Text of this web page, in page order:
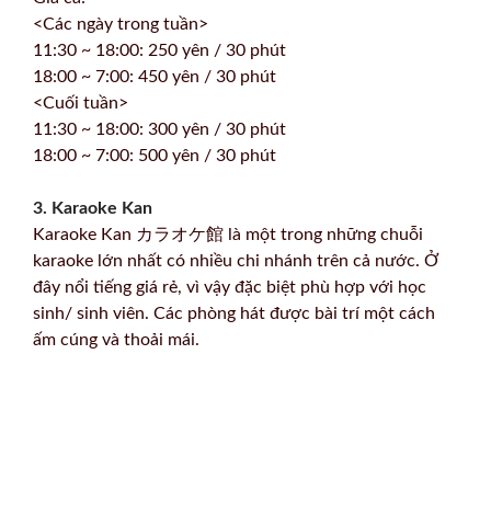
<Các ngày trong tuần>
11:30 ~ 18:00: 250 yên / 30 phút
18:00 ~ 7:00: 450 yên / 30 phút
<Cuối tuần>
11:30 ~ 18:00: 300 yên / 30 phút
18:00 ~ 7:00: 500 yên / 30 phút
3. Karaoke Kan
Karaoke Kan カラオケ館 là một trong những chuỗi
karaoke lớn nhất có nhiều chi nhánh trên cả nước. Ở
đây nổi tiếng giá rẻ, vì vậy đặc biệt phù hợp với học
sinh/ sinh viên. Các phòng hát được bài trí một cách
ấm cúng và thoải mái.